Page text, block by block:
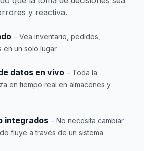
y reactiva.
– Vea inventario, pedidos,
un solo lugar
datos en vivo – Toda la
en tiempo real en almacenes y
integrados – No necesita cambiar
fluye a través de un sistema